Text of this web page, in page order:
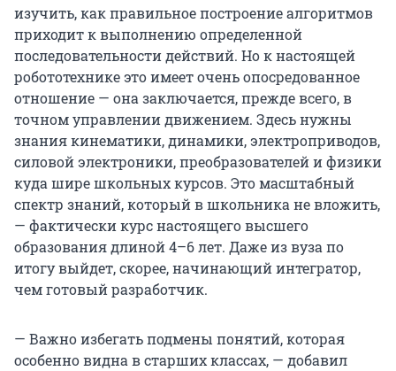
изучить, как правильное построение алгоритмов
приходит к выполнению определенной
последовательности действий. Но к настоящей
робототехнике это имеет очень опосредованное
отношение — она заключается, прежде всего, в
точном управлении движением. Здесь нужны
знания кинематики, динамики, электроприводов,
силовой электроники, преобразователей и физики
куда шире школьных курсов. Это масштабный
спектр знаний, который в школьника не вложить,
— фактически курс настоящего высшего
образования длиной 4–6 лет. Даже из вуза по
итогу выйдет, скорее, начинающий интегратор,
чем готовый разработчик.
— Важно избегать подмены понятий, которая
особенно видна в старших классах, — добавил